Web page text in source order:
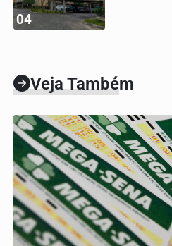
04
Veja Também